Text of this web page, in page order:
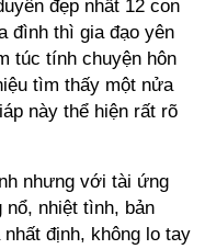
đẹp nhất 12 con
đình thì gia đạo yên
túc tính chuyện hôn
tìm thấy một nửa
này thể hiện rất rõ
nhưng với tài ứng
nổ, nhiệt tình, bản
định, không lo tay